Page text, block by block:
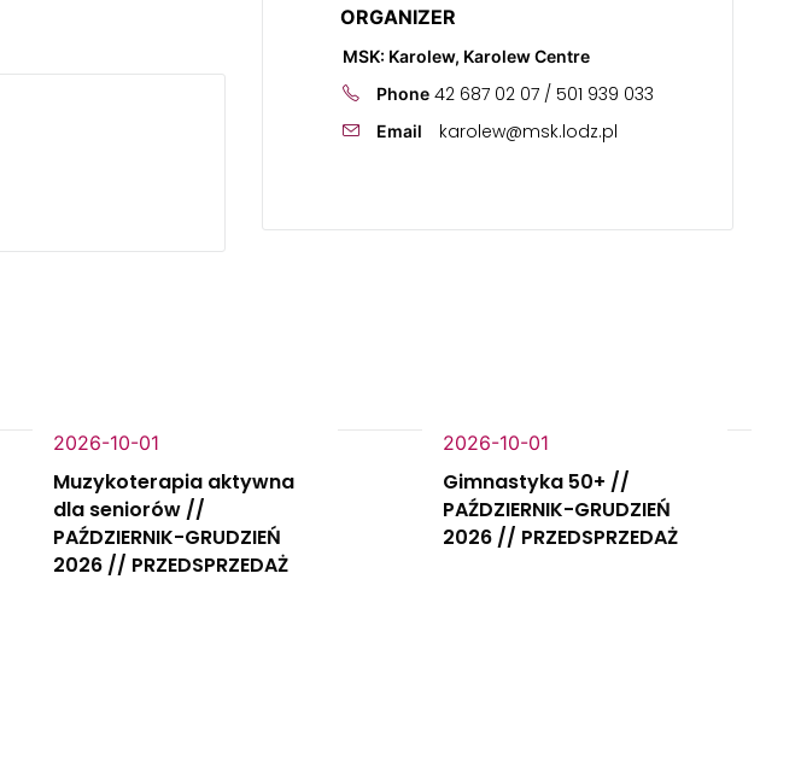
ORGANIZER
MSK: Karolew, Karolew Centre
Phone 42 687 02 07 / 501 939 033
Email karolew@msk.lodz.pl
2026-10-01
Muzykoterapia aktywna
dla seniorów //
PAŹDZIERNIK-GRUDZIEŃ
2026 // PRZEDSPRZEDAŻ
2026-10-01
Gimnastyka 50+ //
PAŹDZIERNIK-GRUDZIEŃ
2026 // PRZEDSPRZEDAŻ